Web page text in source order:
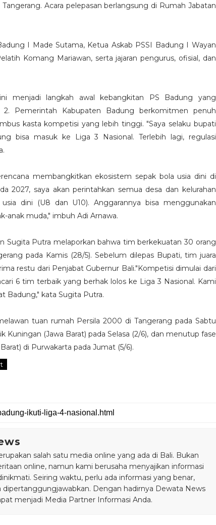
Acara pelepasan berlangsung di Rumah Jabatan
I Made Sutama, Ketua Askab PSSI Badung I Wayan
Komang Mariawan, serta jajaran pengurus, ofisial, dan
menjadi langkah awal kebangkitan PS Badung yang
Pemerintah Kabupaten Badung berkomitmen penuh
kasta kompetisi yang lebih tinggi. "Saya selaku bupati
bisa masuk ke Liga 3 Nasional. Terlebih lagi, regulasi
membangkitkan ekosistem sepak bola usia dini di
2027, saya akan perintahkan semua desa dan kelurahan
dini (U8 dan U10). Anggarannya bisa menggunakan
anak muda," imbuh Adi Arnawa.
Sugita Putra melaporkan bahwa tim berkekuatan 30 orang
pada Kamis (28/5). Sebelum dilepas Bupati, tim juara
restu dari Penjabat Gubernur Bali."Kompetisi dimulai dari
6 tim terbaik yang berhak lolos ke Liga 3 Nasional. Kami
Badung," kata Sugita Putra.
tuan rumah Persila 2000 di Tangerang pada Sabtu
Kuningan (Jawa Barat) pada Selasa (2/6), dan menutup fase
di Purwakarta pada Jumat (5/6).
salah satu media online yang ada di Bali. Bukan
online, namun kami berusaha menyajikan informasi
Seiring waktu, perlu ada informasi yang benar,
dipertanggungjawabkan. Dengan hadirnya Dewata News
menjadi Media Partner Informasi Anda.